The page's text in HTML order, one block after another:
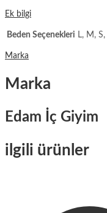
Ek bilgi
Beden Seçenekleri L, M,
Marka
Marka
Edam İç Giyim
ilgili ürünler